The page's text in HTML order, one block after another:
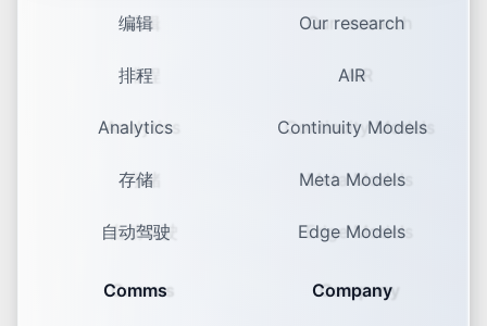
编辑
排程
Analytics
存储
自动驾驶
Comms
Our research
AIR
Continuity Models
Meta Models
Edge Models
Company